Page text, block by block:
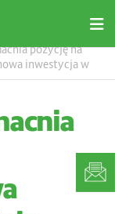
O
p
n
M
pozycję na
inwestycja w